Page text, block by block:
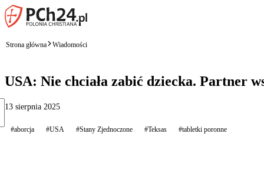
Strona główna Wiadomości
USA: Nie chciała zabić dziecka. Partner
13 sierpnia 2025
#aborcja #USA #Stany Zjednoczone #Teksas #tabletki poronne